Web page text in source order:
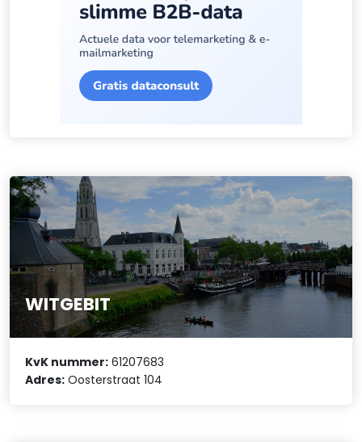
WITGEBIT
KvK nummer: 61207683
Adres: Oosterstraat 104